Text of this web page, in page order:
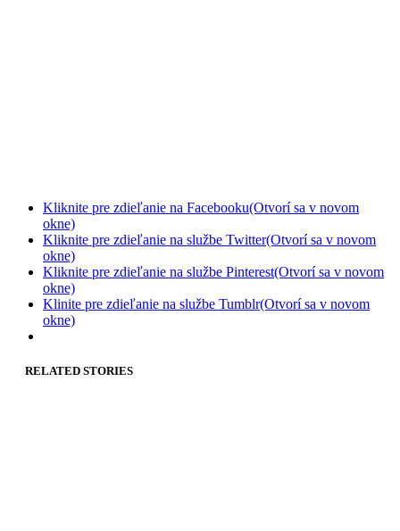
Kliknite pre zdieľanie na Facebooku(Otvorí sa v novom
okne)
Kliknite pre zdieľanie na službe Twitter(Otvorí sa v novom
okne)
Kliknite pre zdieľanie na službe Pinterest(Otvorí sa v novom
okne)
Klinite pre zdieľanie na službe Tumblr(Otvorí sa v novom
okne)
RELATED STORIES